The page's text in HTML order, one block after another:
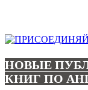
НОВЫЕ
КНИГ ПО